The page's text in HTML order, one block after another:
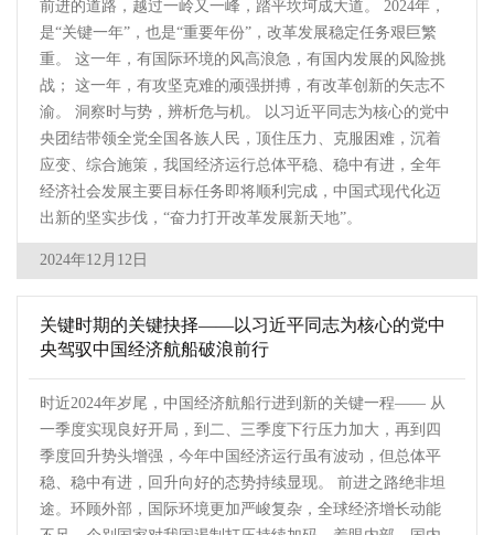
前进的道路，越过一岭又一峰，踏平坎坷成大道。 2024年，
是“关键一年”，也是“重要年份”，改革发展稳定任务艰巨繁
重。 这一年，有国际环境的风高浪急，有国内发展的风险挑
战； 这一年，有攻坚克难的顽强拼搏，有改革创新的矢志不
渝。 洞察时与势，辨析危与机。 以习近平同志为核心的党中
央团结带领全党全国各族人民，顶住压力、克服困难，沉着
应变、综合施策，我国经济运行总体平稳、稳中有进，全年
经济社会发展主要目标任务即将顺利完成，中国式现代化迈
出新的坚实步伐，“奋力打开改革发展新天地”。
2024年12月12日
关键时期的关键抉择——以习近平同志为核心的党中
央驾驭中国经济航船破浪前行
时近2024年岁尾，中国经济航船行进到新的关键一程—— 从
一季度实现良好开局，到二、三季度下行压力加大，再到四
季度回升势头增强，今年中国经济运行虽有波动，但总体平
稳、稳中有进，回升向好的态势持续显现。 前进之路绝非坦
途。环顾外部，国际环境更加严峻复杂，全球经济增长动能